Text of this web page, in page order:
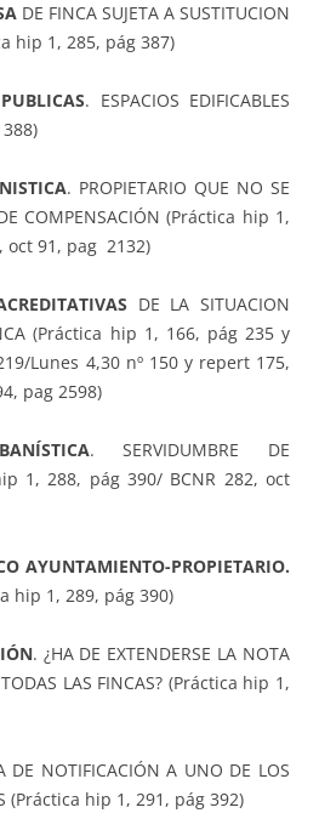
DE FINCA SUJETA A SUSTITUCION
hip 1, 285, pág 387)
. ESPACIOS EDIFICABLES
. PROPIETARIO QUE NO SE
COMPENSACIÓN (Práctica hip 1,
oct 91, pag 2132)
DE LA SITUACION
(Práctica hip 1, 166, pág 235 y
Lunes 4,30 nº 150 y repert 175,
pag 2598)
. SERVIDUMBRE DE
1, 288, pág 390/ BCNR 282, oct
AYUNTAMIENTO-PROPIETARIO.
hip 1, 289, pág 390)
. ¿HA DE EXTENDERSE LA NOTA
LAS FINCAS? (Práctica hip 1,
DE NOTIFICACIÓN A UNO DE LOS
(Práctica hip 1, 291, pág 392)